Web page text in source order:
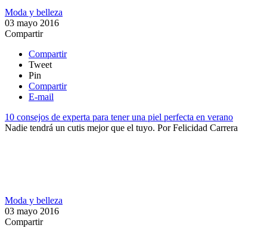
Moda y belleza
03 mayo 2016
Compartir
Compartir
Tweet
Pin
Compartir
E-mail
10 consejos de experta para tener una piel perfecta en verano
​Nadie tendrá un cutis mejor que el tuyo. PorFelicidad Carrera
Moda y belleza
03 mayo 2016
Compartir